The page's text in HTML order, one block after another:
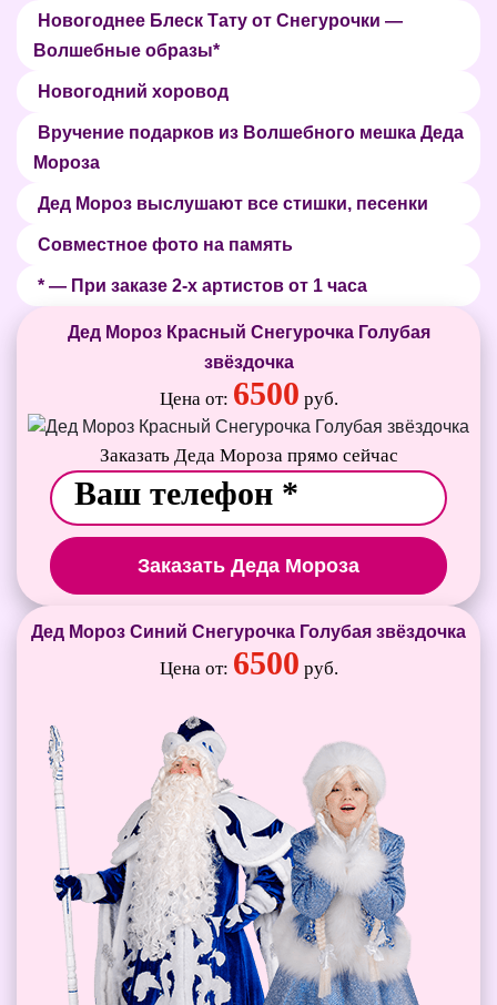
Новогоднее Блеск Тату от Снегурочки —
Волшебные образы*
Новогодний хоровод
Вручение подарков из Волшебного мешка Деда
Мороза
Дед Мороз выслушают все стишки, песенки
Совместное фото на память
* — При заказе 2-х артистов от 1 часа
Дед Мороз Красный Снегурочка Голубая
звёздочка
Цена от: 6500 руб.
Заказать Деда Мороза прямо сейчас
Заказать Деда Мороза
Дед Мороз Синий Снегурочка Голубая звёздочка
Цена от: 6500 руб.